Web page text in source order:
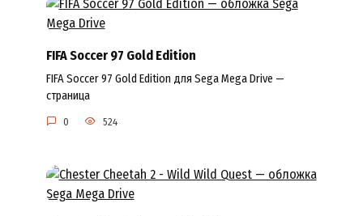
FIFA Soccer 97 Gold Edition
FIFA Soccer 97 Gold Edition для Sega Mega Drive —
страница
0 524